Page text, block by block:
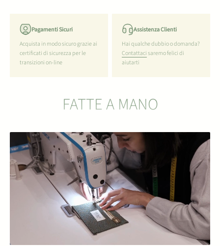
Pagamenti Sicuri
Acquista in modo sicuro grazie ai
certificati di sicurezza per le
transizioni on-line
Assistenza Clienti
Hai qualche dubbio o domanda?
Contattacisaremo felici di
aiutarti
FATTE A MANO